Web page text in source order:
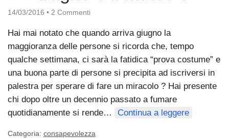
14/03/2016 • 2 Commenti
Hai mai notato che quando arriva giugno la
maggioranza delle persone si ricorda che, tempo
qualche settimana, ci sarà la fatidica “prova costume” e
una buona parte di persone si precipita ad iscriversi in
palestra per sperare di fare un miracolo ? Hai presente
chi dopo oltre un decennio passato a fumare
quotidianamente si rende…
Continua a leggere
Categoria: consapevolezza